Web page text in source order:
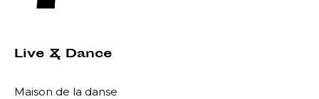
Live & Dance
Maison de la danse